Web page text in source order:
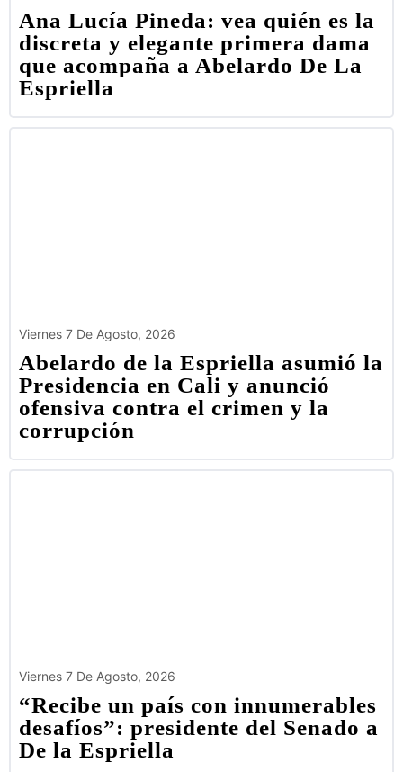
Ana Lucía Pineda: vea quién es la
discreta y elegante primera dama
que acompaña a Abelardo De La
Espriella
Viernes 7 De Agosto, 2026
Abelardo de la Espriella asumió la
Presidencia en Cali y anunció
ofensiva contra el crimen y la
corrupción
Viernes 7 De Agosto, 2026
“Recibe un país con innumerables
desafíos”: presidente del Senado a
De la Espriella